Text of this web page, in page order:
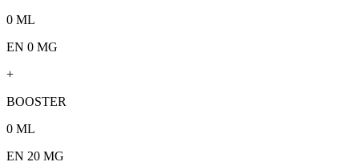
0 ML
EN 0 MG
+
BOOSTER
0 ML
EN 20 MG